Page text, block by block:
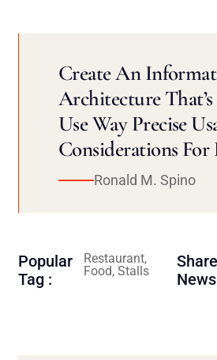
Create An
Architecture That’s
Use Way Precise
Considerations For
Ronald M. Spino
Popular
Tag :
Restaurant,
Food, Stalls
Share